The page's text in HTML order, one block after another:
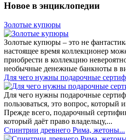
Новое в энциклопедии
Золотые купюры
Золотые купюры – это не
настоящее время коллекционер
приобрести в коллекцию
необычные денежные банкноты в
​Для чего нужны подарочные
Для чего нужны подарочные
пользоваться, это вопрос, который
Прежде всего, подарочный
который даёт право владельцу,...
Спинтрии древнего Рима, жетоны...